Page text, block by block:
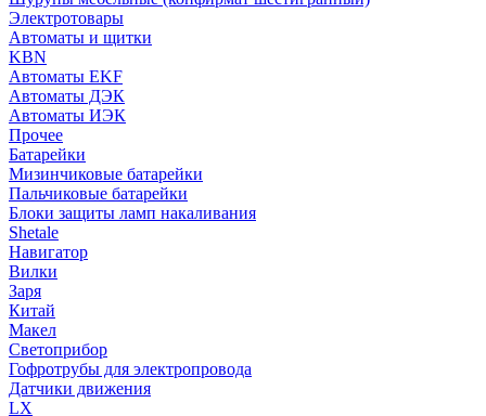
Электротовары
Автоматы и щитки
KBN
Автоматы EKF
Автоматы ДЭК
Автоматы ИЭК
Прочее
Батарейки
Мизинчиковые батарейки
Пальчиковые батарейки
Блоки защиты ламп накаливания
Shetale
Навигатор
Вилки
Заря
Китай
Макел
Светоприбор
Гофротрубы для электропровода
Датчики движения
LX